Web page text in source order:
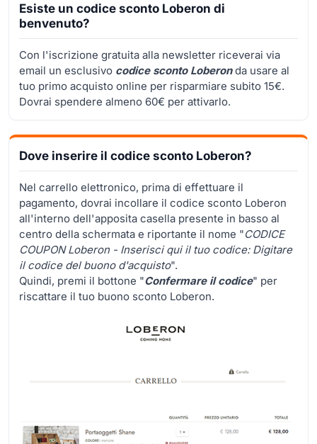
Esiste un codice sconto Loberon di
benvenuto?
Con l'iscrizione gratuita alla newsletter riceverai via
email un esclusivo codice sconto Loberonda usare al
tuo primo acquisto online per risparmiare subito 15€.
Dovrai spendere almeno 60€ per attivarlo.
Dove inserire il codice sconto Loberon?
Nel carrello elettronico, prima di effettuare il
pagamento, dovrai incollare il codice sconto Loberon
all'interno dell'apposita casella presente in basso al
centro della schermata e riportante il nome "CODICE
COUPON Loberon - Inserisci qui il tuo codice: Digitare
il codice del buono d'acquisto".
Quindi, premi il bottone "Confermare il codice" per
riscattare il tuo buono sconto Loberon.